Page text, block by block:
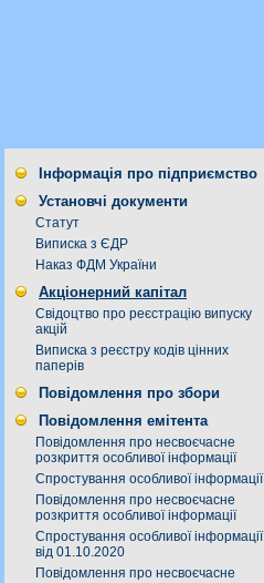
Інформація про підприємство
Установчі документи
Статут
Виписка з ЄДР
Наказ ФДМ України
Акціонерний капітал
Свідоцтво про реєстрацію випуску
акцій
Виписка з реєстру кодів цінних
паперів
Повідомлення про збори
Повідомлення емітента
Повідомлення про несвоєчасне
розкриття особливої інформації
Спростування особливої інформації
Повідомлення про несвоєчасне
розкриття особливої інформації
Спростування особливої інформації
від 01.10.2020
Повідомлення про несвоєчасне